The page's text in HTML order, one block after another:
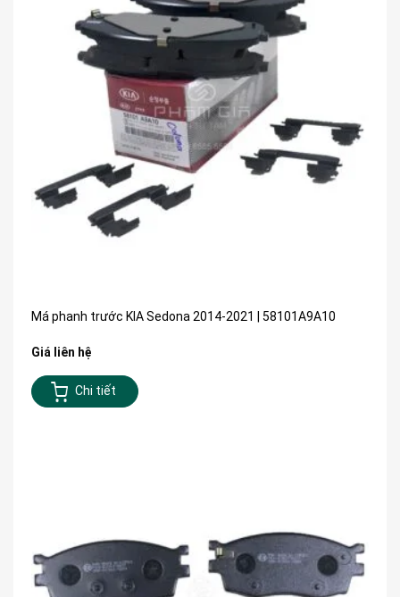
Má phanh trước KIA Sedona 2014-2021 | 58101A9A10
Giá liên hệ
Chi tiết